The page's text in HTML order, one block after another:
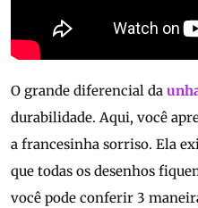
O grande diferencial da
durabilidade. Aqui, você
a francesinha sorriso. Ela
que todas os desenhos
você pode conferir 3